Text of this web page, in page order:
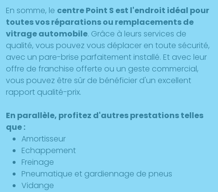
En somme, le centre Point S est l'endroit idéal pour
toutes vos réparations ou remplacements de
vitrage automobile. Grâce à leurs services de
qualité, vous pouvez vous déplacer en toute sécurité,
avec un pare-brise parfaitement installé. Et avec leur
offre de franchise offerte ou un geste commercial,
vous pouvez être sûr de bénéficier d'un excellent
rapport qualité-prix.
En parallèle, profitez d'autres prestations telles
que :
Amortisseur
Echappement
Freinage
Pneumatique et gardiennage de pneus
Vidange